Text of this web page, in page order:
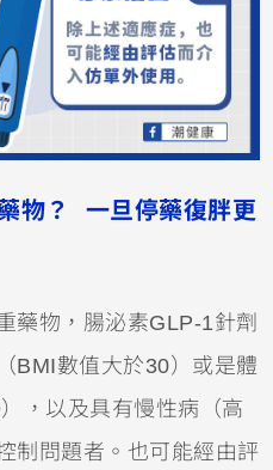
物？ 一旦停藥復胖更
藥物，腸泌素GLP-1針劑
BMI數值大於30）或是體
，以及具有慢性病（高
制問題者。也可能經由評